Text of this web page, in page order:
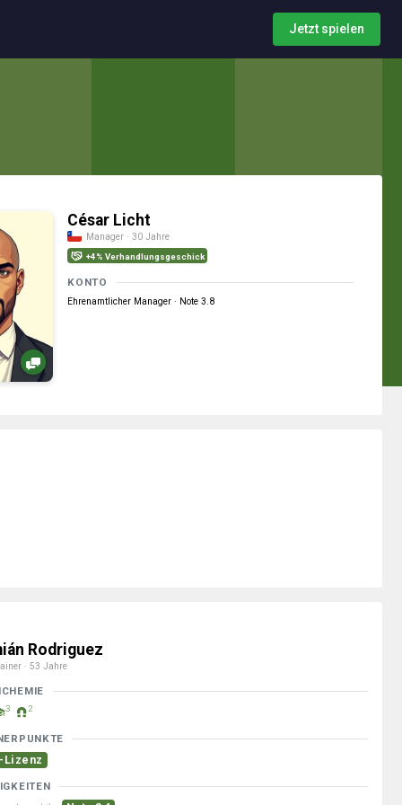
Jetzt spielen
César Licht
Manager · 30 Jahre
+4% Verhandlungsgeschick
KONTO
Ehrenamtlicher Manager · Note 3.8
Rodriguez
· 53 Jahre
3 2
Lizenz